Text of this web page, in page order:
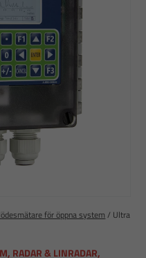
för öppna system / Ultra
RADAR & LINRADAR,